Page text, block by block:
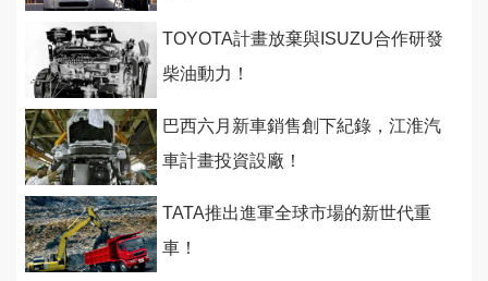
TOYOTA計畫放棄與ISUZU合作研發
柴油動力！
巴西六月新車銷售創下紀錄，江淮汽
車計畫投資設廠！
TATA推出進軍全球市場的新世代重
車！